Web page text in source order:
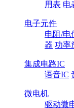
用表 电
电子元件
电阻/电
器 功率
集成电路IC
语音IC
微电机
驱动微